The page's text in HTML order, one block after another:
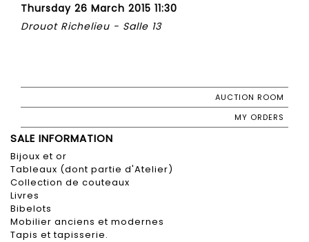
Thursday 26 March 2015 11:30
Drouot Richelieu - Salle 13
AUCTION ROOM
MY ORDERS
SALE INFORMATION
Bijoux et or
Tableaux (dont partie d'Atelier)
Collection de couteaux
Livres
Bibelots
Mobilier anciens et modernes
Tapis et tapisserie.